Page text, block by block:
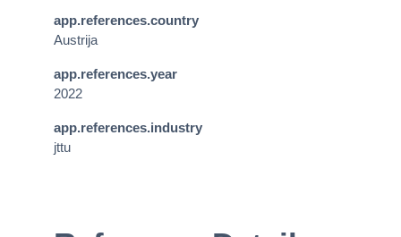
app.references.country
Austrija
app.references.year
2022
app.references.industry
jttu